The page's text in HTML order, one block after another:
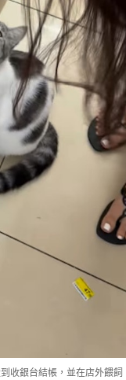
收銀台結帳，並在店外餵飼